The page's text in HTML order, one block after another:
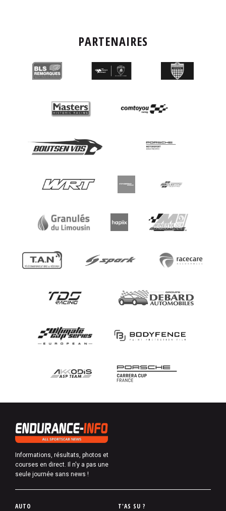
PARTENAIRES
Informations, résultats, photos et
courses en direct. Il n'y a pas une
seule journée sans news !
P
AUTO T'AS SU ?